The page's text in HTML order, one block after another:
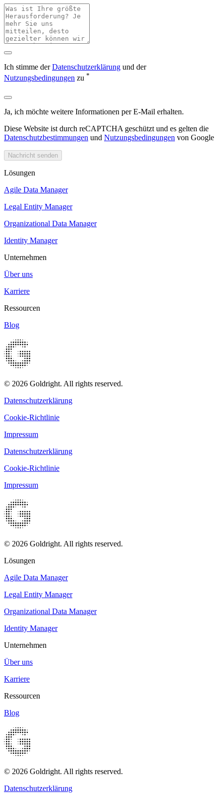
Ich stimme derDatenschutzerklärung und der
Nutzungsbedingungen zu *
Ja, ich möchte weitere Informationen per E-Mail erhalten.
Diese Website ist durch reCAPTCHA geschützt und es gelten die
Datenschutzbestimmungen und Nutzungsbedingungen von Google
Nachricht senden
Lösungen
Agile Data Manager
Legal Entity Manager
Organizational Data Manager
Identity Manager
Unternehmen
Über uns
Karriere
Ressourcen
Blog
© 2026 Goldright. All rights reserved.
Datenschutzerklärung
Cookie-Richtlinie
Impressum
Datenschutzerklärung
Cookie-Richtlinie
Impressum
© 2026 Goldright. All rights reserved.
Lösungen
Agile Data Manager
Legal Entity Manager
Organizational Data Manager
Identity Manager
Unternehmen
Über uns
Karriere
Ressourcen
Blog
© 2026 Goldright. All rights reserved.
Datenschutzerklärung